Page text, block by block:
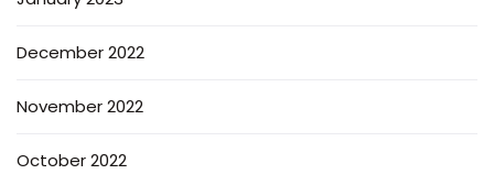
December 2022
November 2022
October 2022